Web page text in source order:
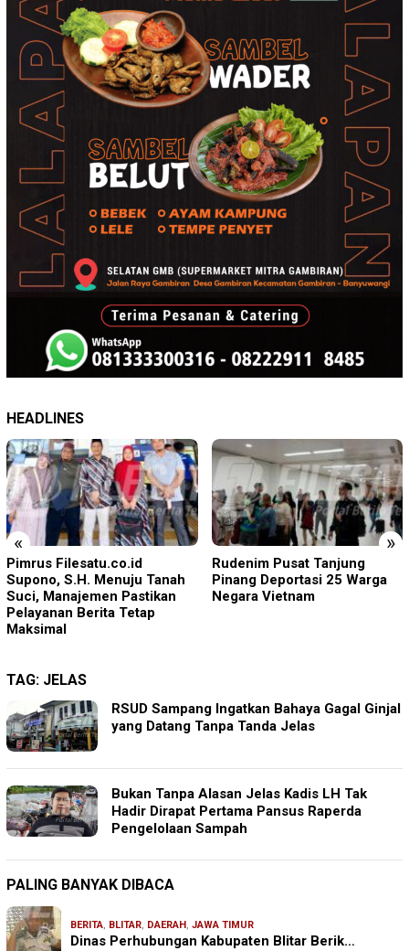
HEADLINES
« »
Rudenim Pusat Tanjung
Pinang Deportasi 25 Warga
Negara Vietnam
Empat Proyek Desa Rea
Diduga Belum Terealisasi
TAG: JELAS
RSUD Sampang Ingatkan Bahaya Gagal Ginjal
yang Datang Tanpa Tanda Jelas
Bukan Tanpa Alasan Jelas Kadis LH Tak
Hadir Dirapat Pertama Pansus Raperda
Pengelolaan Sampah
PALING BANYAK DIBACA
BERITA, BLITAR, DAERAH , JAWA TIMUR
Dinas Perhubungan Kabupaten Blitar Berik…